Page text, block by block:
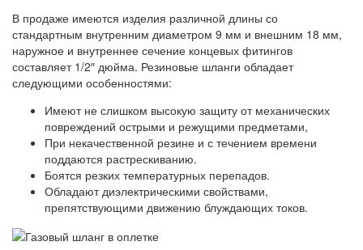
В продаже имеются изделия различной длины со
стандартным внутренним диаметром 9 мм и внешним 18 мм,
наружное и внутреннее сечение концевых фитингов
составляет 1/2″ дюйма. Резиновые шланги обладает
следующими особенностями:
Имеют не слишком высокую защиту от механических
повреждений острыми и режущими предметами,
При некачественной резине и с течением времени
поддаются растрескиванию.
Боятся резких температурных перепадов.
Обладают диэлектрическими свойствами,
препятствующими движению блуждающих токов.